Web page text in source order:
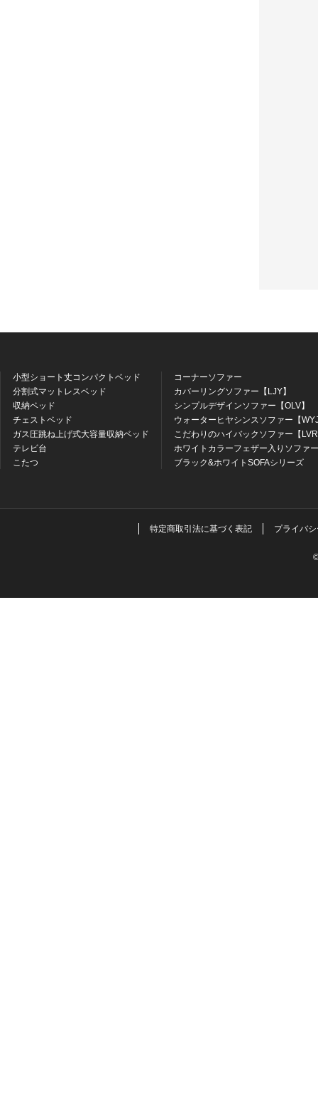
小型ショート丈コンパクトベッド
分割式マットレスベッド
収納ベッド
チェストベッド
ガス圧跳ね上げ式大容量収納ベッド
テレビ台
こたつ
コーナーソファー
カバーリングソファー【LJY】
シンプルデザインソファー【OLV】
ウォーターヒヤシンスソファー【
こだわりのハイバックソファー【
ホワイトカラーフェザー入りソファ
ブラック&ホワイトSOFAシリーズ
特定商取引法に基づく表記 プライバ